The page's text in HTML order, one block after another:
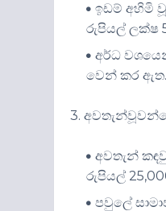
ඉඩම් අහිමි
රුපියල් ලක්ෂ
අර්ධ
වෙන් කර ඇත.
3.
අවතැන්
රුපියල්
පවුලේ